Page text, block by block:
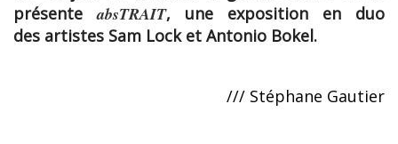
présenteabsTRAIT, une exposition en duo
des artistes Sam Lock et Antonio Bokel.
/// Stéphane Gautier